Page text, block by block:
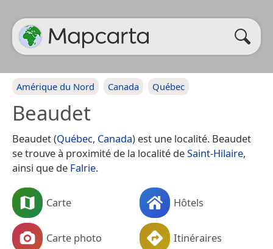
Amérique du Nord Canada Québec
Beaudet
Beaudet (Québec, Canada) est une localité. Beaudet
se trouve à proximité de la localité deSaint-Hilaire,
ainsi que de Falrie.
Carte Hôtels
Carte photo Itinéraires